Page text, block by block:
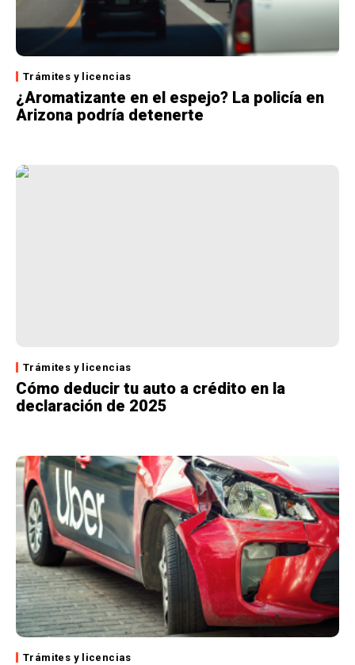
Trámites y licencias
¿Aromatizante en el espejo? La policía en
Arizona podría detenerte
Trámites y licencias
Cómo deducir tu auto a crédito en la
declaración de 2025
Trámites y licencias